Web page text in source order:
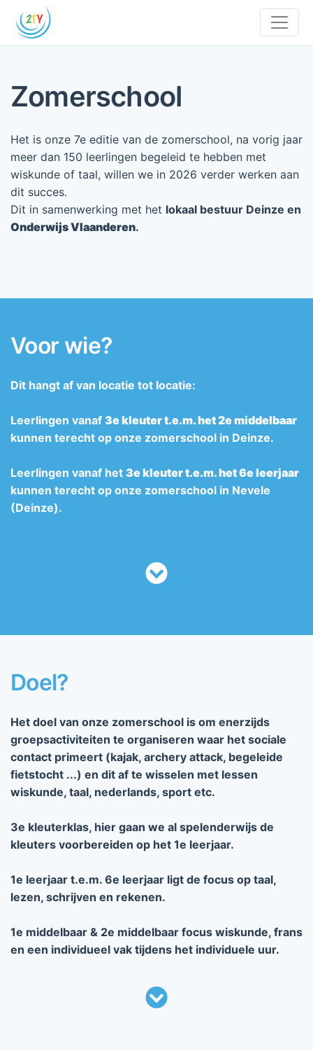
Zomerschool
Het is onze 7e editie van de zomerschool, na vorig jaar
meer dan 150 leerlingen begeleid te hebben met
wiskunde of taal, willen we in 2026 verder werken aan
dit succes.
Dit in samenwerking met het lokaal bestuur Deinze en
Onderwijs Vlaanderen.
Voor wie?
Dit hangt af van locatie tot locatie:
Leerlingen vanaf 3e kleuter t.e.m. het 2e middelbaar
kunnen terecht op onze zomerschool in Deinze.
Leerlingen vanaf het 3e kleuter t.e.m. het 6e leerjaar
kunnen terecht op onze zomerschool in Nevele
(Deinze).
Doel?
Het doel van onze zomerschool is om enerzijds
groepsactiviteiten te organiseren waar het sociale
contact primeert (kajak, archery attack, begeleide
fietstocht ...) en dit af te wisselen met lessen
wiskunde, taal, nederlands, sport etc.
3e kleuterklas, hier gaan we al spelenderwijs de
kleuters voorbereiden op het 1e leerjaar.
1e leerjaar t.e.m. 6e leerjaar ligt de focus op taal,
lezen, schrijven en rekenen.
1e middelbaar & 2e middelbaar focus wiskunde, frans
en een individueel vak tijdens het individuele uur.